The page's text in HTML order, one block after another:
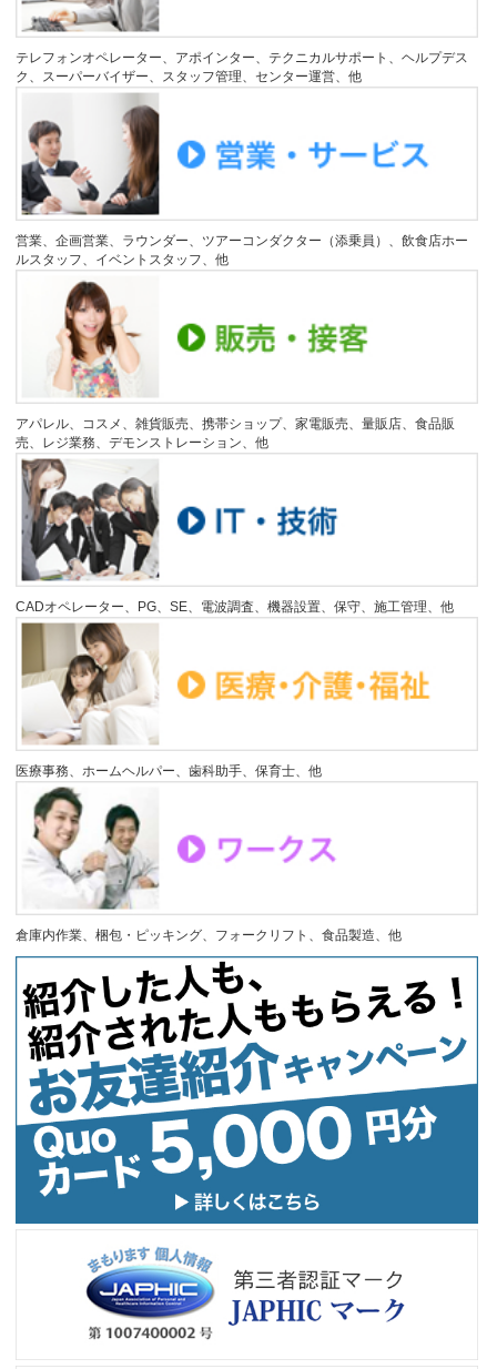
テレフォンオペレーター、アポインター、テクニカルサポート、ヘルプデス
ク、スーパーバイザー、スタッフ管理、センター運営、他
営業、企画営業、ラウンダー、ツアーコンダクター（添乗員）、飲食店ホー
ルスタッフ、イベントスタッフ、他
アパレル、コスメ、雑貨販売、携帯ショップ、家電販売、量販店、食品販
売、レジ業務、デモンストレーション、他
CADオペレーター、PG、SE、電波調査、機器設置、保守、施工管理、他
医療事務、ホームヘルパー、歯科助手、保育士、他
倉庫内作業、梱包・ピッキング、フォークリフト、食品製造、他